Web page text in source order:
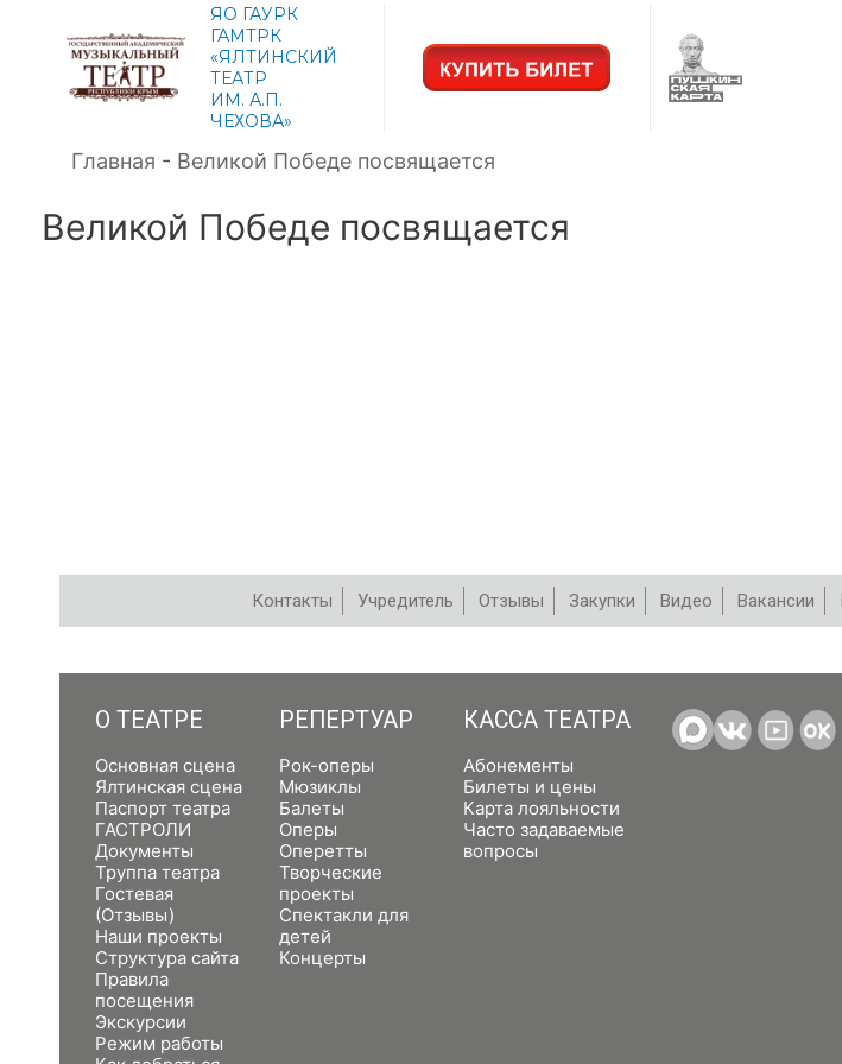
ЯО ГАУРК
ГАМТРК
«ЯЛТИНСКИЙ
ТЕАТР
ИМ. А.П.
ЧЕХОВА»
Главная - Великой Победе посвящается
Великой Победе посвящается
Контакты Учредитель Отзывы Закупки Видео Вакансии
О ТЕАТРЕ
Основная сцена
Ялтинская сцена
Паспорт театра
ГАСТРОЛИ
Документы
Труппа театра
Гостевая
(Отзывы)
Наши проекты
Структура сайта
Правила
посещения
Экскурсии
Режим работы
РЕПЕРТУАР
Рок-оперы
Мюзиклы
Балеты
Оперы
Оперетты
Творческие
проекты
Спектакли для
детей
Концерты
КАССА ТЕАТРА
Абонементы
Билеты и цены
Карта лояльности
Часто задаваемые
вопросы